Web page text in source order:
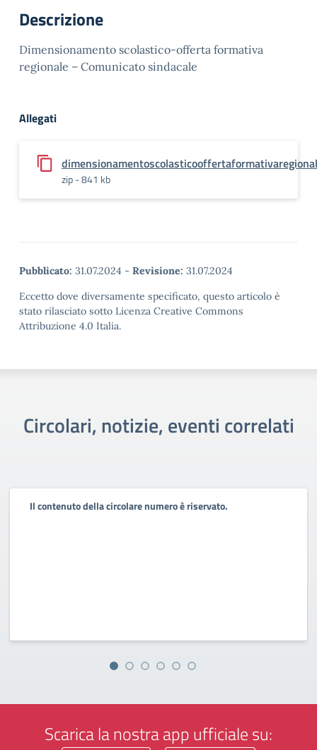
Descrizione
Dimensionamento scolastico-offerta formativa
regionale – Comunicato sindacale
Allegati
zip - 841 kb
Pubblicato: 31.07.2024 - Revisione: 31.07.2024
Eccetto dove diversamente specificato, questo articolo è
stato rilasciato sotto Licenza Creative Commons
Attribuzione 4.0 Italia.
Circolari, notizie, eventi correlati
Il contenuto della circolare numero è riservato.
Scarica la nostra app ufficiale su: